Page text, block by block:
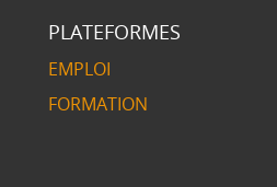
PLATEFORMES
EMPLOI
FORMATION